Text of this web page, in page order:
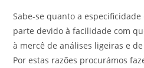
Sabe-se quanto a
parte devido à facilidade com
à mercê de análises ligeiras e
Por estas razões procurámos